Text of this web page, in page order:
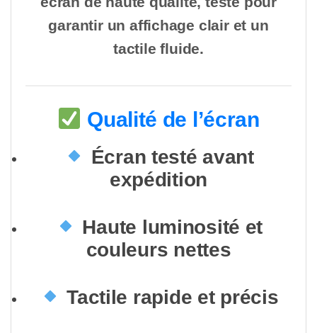
garantir un affichage clair et un
tactile fluide.
Qualité de l’écran
Écran testé avant
expédition
Haute luminosité et
couleurs nettes
Tactile rapide et précis